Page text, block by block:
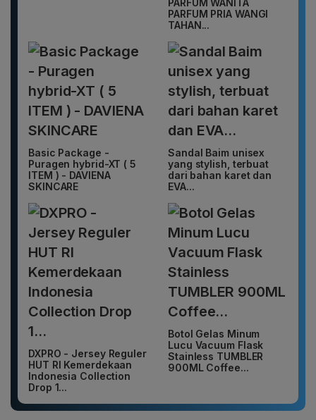
PARFUM PRIA WANGI
TAHAN...
Basic Package -
Puragen hybrid-XT ( 5
ITEM ) - DAVIENA
SKINCARE
Sandal Baim unisex
yang stylish, terbuat
dari bahan karet dan
EVA...
DXPRO - Jersey Reguler
HUT RI Kemerdekaan
Indonesia Collection
Drop 1...
Botol Gelas Minum
Lucu Vacuum Flask
Stainless TUMBLER
900ML Coffee...